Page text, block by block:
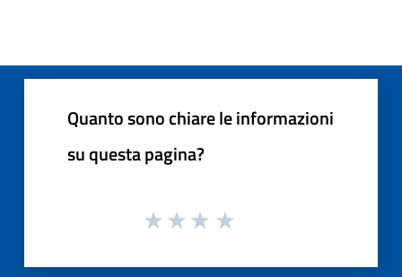
Quanto sono chiare le informazioni
su questa pagina?